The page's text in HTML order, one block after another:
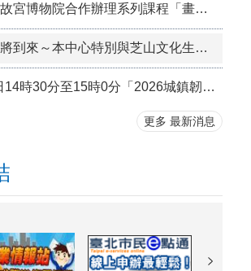
本中心與國立故宮博物院合作辦理系列課程「畫中有路．步步有景-跟著故宮山水去旅行」開始招生囉！
適逢祖孫節即將到來～本中心特別與芝山文化生態綠園合作於115年8月19日下午辦理「士林文化節」活動～除了臺北市立至善國中國樂團帶來的悠揚演出，還有好玩有趣的闖關活動，完成闖關活動有小禮物可以領取～邀請大手牽小手來一同享受一個輕鬆愉快的下午！
115年8月13日14時30分至15時0分「2026城鎮韌性（防空）演習—行動網路降速演練」，請預為因應，詳情請見NCC官網。
更多 最新消息